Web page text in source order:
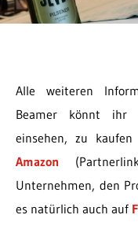
Alle weiteren
Beamer könnt
einsehen, zu
Amazon
Unternehmen, den
es natürlich auch auf